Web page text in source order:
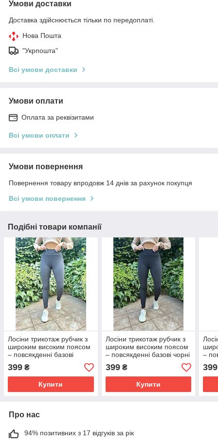
Умови доставки
Доставка здійснюється тільки по передоплаті.
Нова Пошта
"Укрпошта"
Всі умови доставки
Умови оплати
Оплата за реквізитами
Всі умови оплати
Умови повернення
Повернення товару впродовж 14 днів за рахунок покупця
Всі умови повернення
Подібні товари компанії
Лосіни трикотаж рубчик з
широким високим поясом
– повсякденні базові
графіт
399 ₴
Купити
Лосіни трикотаж рубчик з
широким високим поясом
– повсякденні базові чорні
399₴
Купити
–
399
Про нас
94% позитивних з 17 відгуків за рік